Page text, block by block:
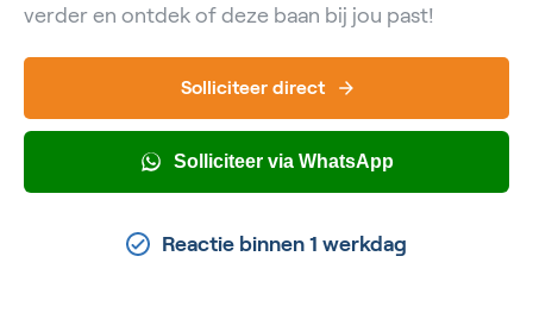
verder en ontdek of deze baan bij jou past!
Solliciteer direct
Solliciteer via WhatsApp
Reactie binnen 1 werkdag